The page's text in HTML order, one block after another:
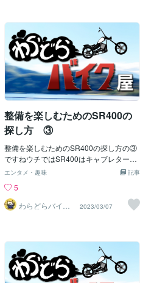
かれれば部品があれば直せるでしょう
３．エンジンを空ぶかししてみる（エン
ジンから異音が無いか良く聞く）＃今時
の水冷のバイクでは無いので少し五月蠅
い４．クラッチを引いてギャを入れて見
る＃走らなくてもクラッチを使いギャが
スムーズ入るか？確かめる５．エンジン
を止めて各部のオイル漏れが無いか見る
６．チェーンテンショナーカバーを開け
て点検する
整備を楽しむためのSR400の
探し方 ③
整備を楽しむためのSR400の探し方の③
ですねウチではSR400はキャブレターの
SR400をすすめてます☆いじって面白い
理がキクなどなど
記事
エンタメ・趣味
5
わらどらバイク
屋
2023/03/07